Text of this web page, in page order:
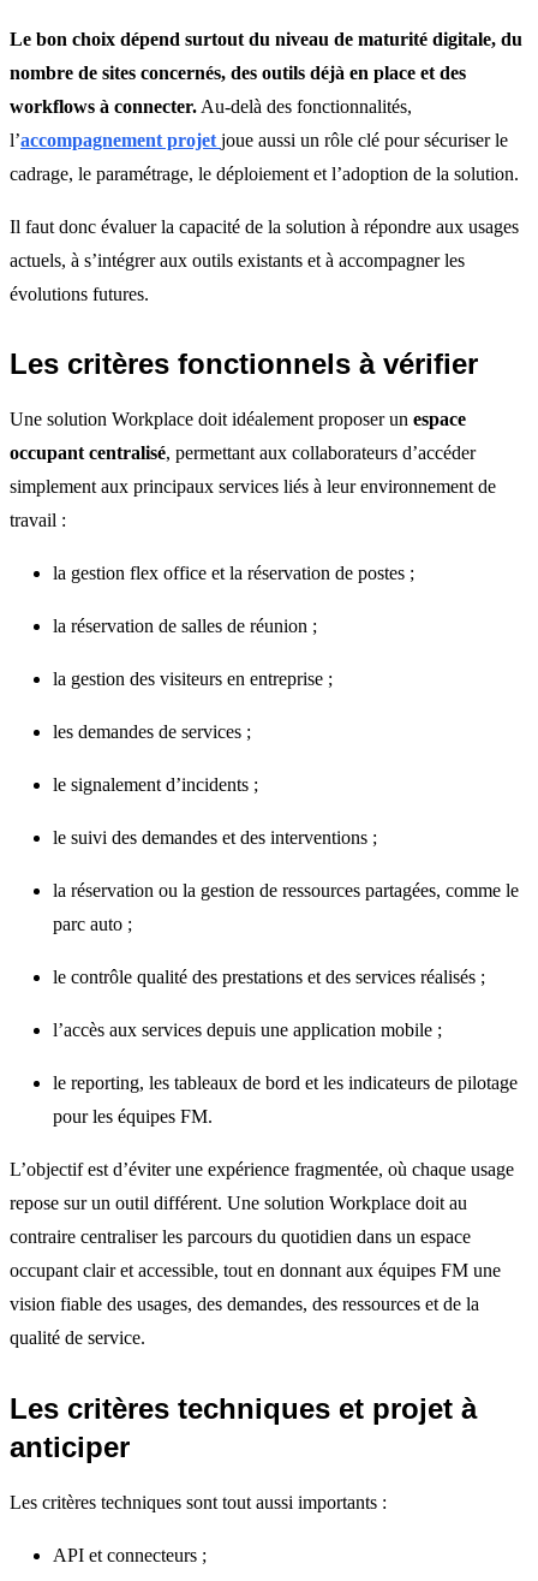
Le bon choix dépend surtout du niveau de maturité digitale, du
nombre de sites concernés, des outils déjà en place et des
workflows à connecter. Au-delà des fonctionnalités,
l’accompagnement projet joue aussi un rôle clé pour sécuriser le
cadrage, le paramétrage, le déploiement et l’adoption de la solution.
Il faut donc évaluer la capacité de la solution à répondre aux usages
actuels, à s’intégrer aux outils existants et à accompagner les
évolutions futures.
Les critères fonctionnels à vérifier
Une solution Workplace doit idéalement proposer un espace
occupant centralisé, permettant aux collaborateurs d’accéder
simplement aux principaux services liés à leur environnement de
travail :
la gestion flex office et la réservation de postes ;
la réservation de salles de réunion ;
la gestion des visiteurs en entreprise ;
les demandes de services ;
le signalement d’incidents ;
le suivi des demandes et des interventions ;
la réservation ou la gestion de ressources partagées, comme le
parc auto ;
le contrôle qualité des prestations et des services réalisés ;
l’accès aux services depuis une application mobile ;
le reporting, les tableaux de bord et les indicateurs de pilotage
pour les équipes FM.
L’objectif est d’éviter une expérience fragmentée, où chaque usage
repose sur un outil différent. Une solution Workplace doit au
contraire centraliser les parcours du quotidien dans un espace
occupant clair et accessible, tout en donnant aux équipes FM une
vision fiable des usages, des demandes, des ressources et de la
qualité de service.
Les critères techniques et projet à
anticiper
Les critères techniques sont tout aussi importants :
API et connecteurs ;